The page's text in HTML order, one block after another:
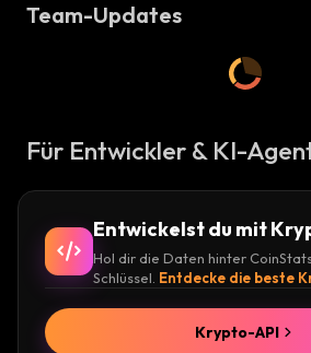
Team-Updates
Für Entwickler & KI-
Entwickelst du mit
Hol dir die Daten hinter
Schlüssel. Entdecke die beste
Krypto-API